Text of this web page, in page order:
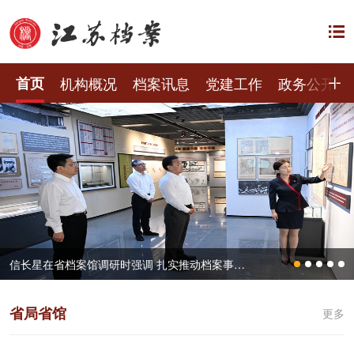
首页 机构概况 档案讯息 党建工作 政务公开
档案与时代同行 赋能发展新征程——江苏省档案馆举办2026年“6·9”国际档案日现场宣传活动
省局省馆 更多